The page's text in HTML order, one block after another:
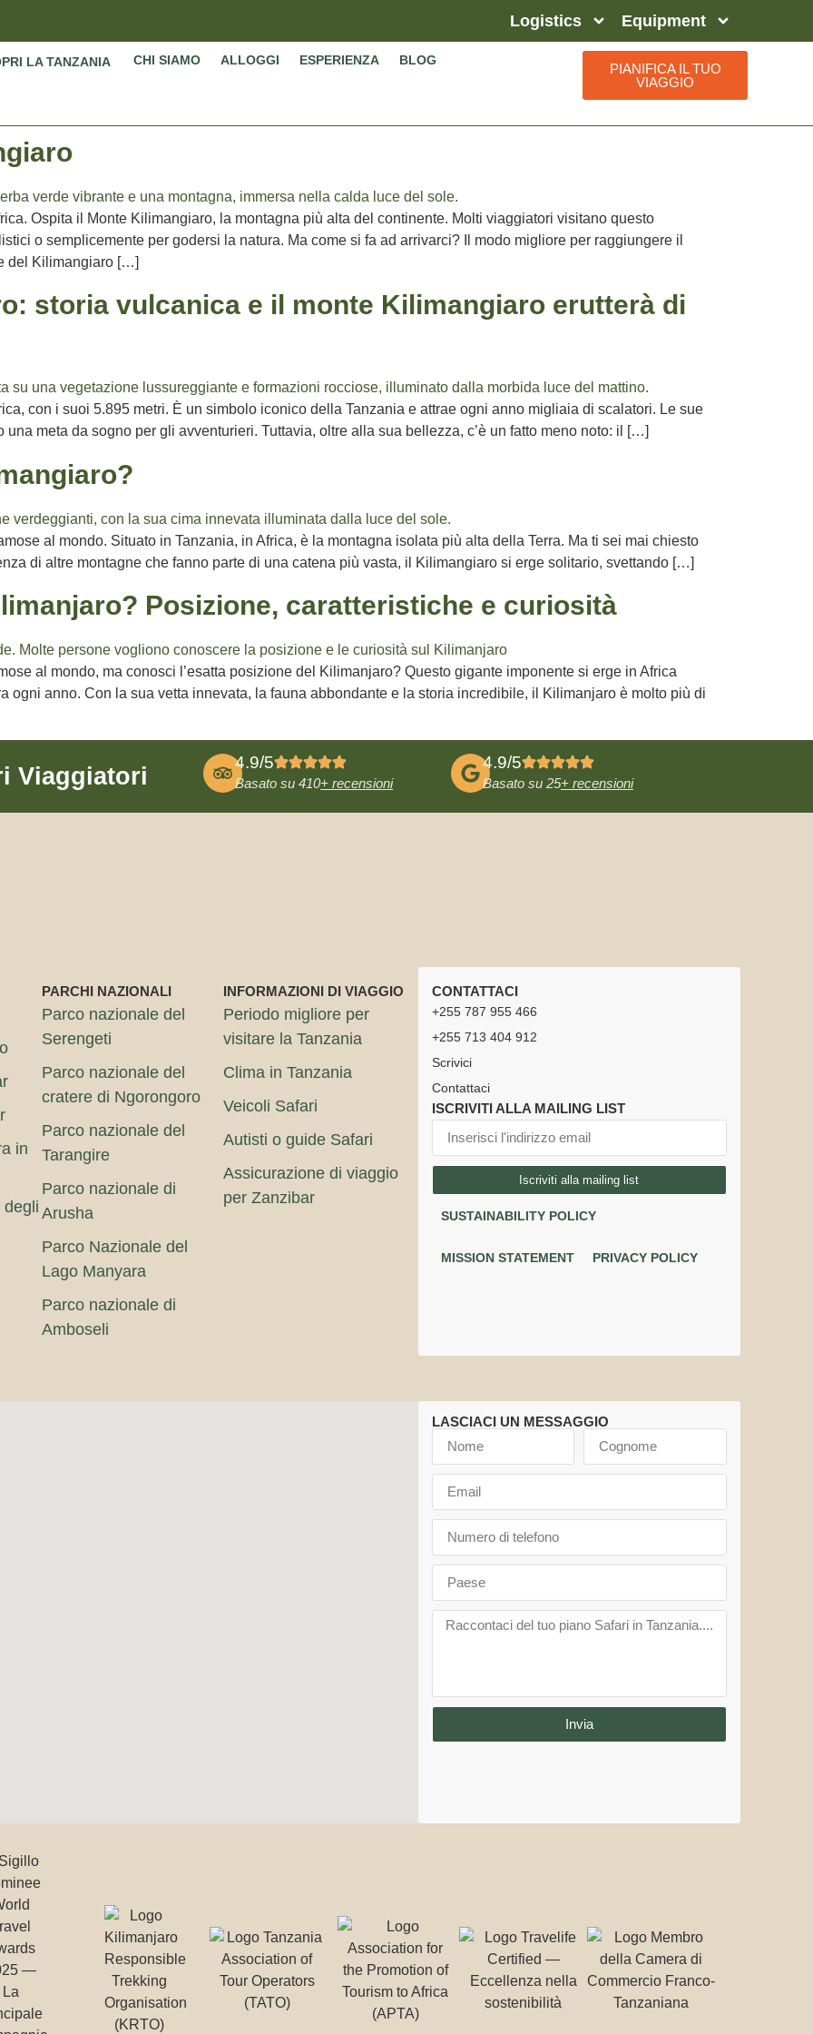
Logistics Equipment
PIANIFICA IL TUO
VIAGGIO
LA TANZANIA CHI SIAMO ALLOGGI ESPERIENZA BLOG
Ospita il Monte Kilimangiaro, la montagna più alta del continente. Molti viaggiatori visitano questo
o semplicemente per godersi la natura. Ma come si fa ad arrivarci? Il modo migliore per raggiungere il
del Kilimangiaro […]
storia vulcanica e il monte Kilimangiaro erutterà di
con i suoi 5.895 metri. È un simbolo iconico della Tanzania e attrae ogni anno migliaia di scalatori. Le sue
meta da sogno per gli avventurieri. Tuttavia, oltre alla sua bellezza, c’è un fatto meno noto: il […]
al mondo. Situato in Tanzania, in Africa, è la montagna isolata più alta della Terra. Ma ti sei mai chiesto
di altre montagne che fanno parte di una catena più vasta, il Kilimangiaro si erge solitario, svettando […]
Posizione, caratteristiche e curiosità
al mondo, ma conosci l’esatta posizione del Kilimanjaro? Questo gigante imponente si erge in Africa
ogni anno. Con la sua vetta innevata, la fauna abbondante e la storia incredibile, il Kilimanjaro è molto più di
4.9/5
Basato su 410+ recensioni
Viaggiatori
4.9/5
Basato su 25+ recensioni
in
degli
PARCHI NAZIONALI
Parco nazionale del
Serengeti
Parco nazionale del
cratere di Ngorongoro
Parco nazionale del
Tarangire
Parco nazionale di
Arusha
Parco Nazionale del
Lago Manyara
Parco nazionale di
Amboseli
INFORMAZIONI DI VIAGGIO
Periodo migliore per
visitare la Tanzania
Clima in Tanzania
Veicoli Safari
Autisti o guide Safari
Assicurazione di viaggio
per Zanzibar
CONTATTACI
+255 787 955 466
+255 713 404 912
Scrivici
Contattaci
ISCRIVITI ALLA MAILING LIST
Iscriviti alla mailing list
SUSTAINABILITY POLICY
MISSION STATEMENT PRIVACY POLICY
LASCIACI UN MESSAGGIO
Invia